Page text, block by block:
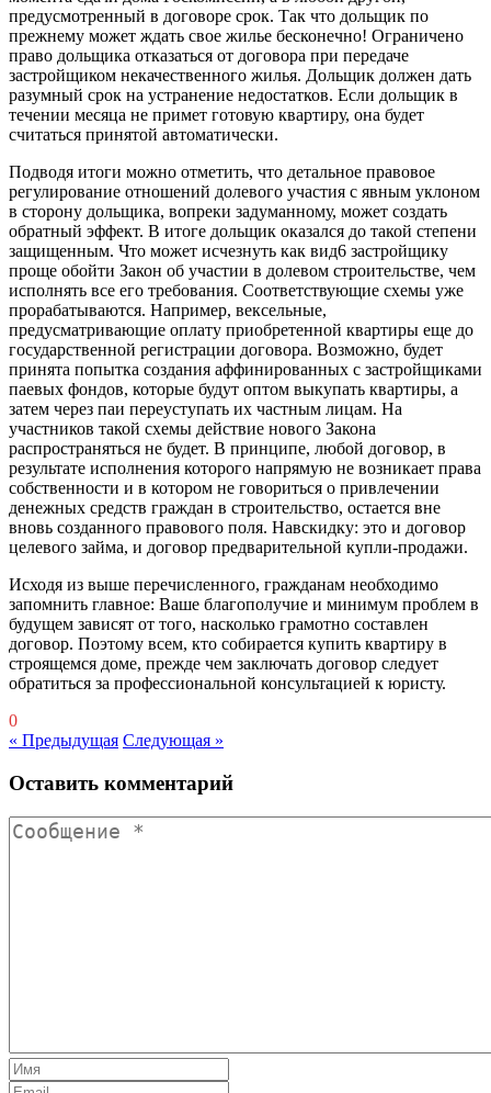
предусмотренный в договоре срок. Так что дольщик по
прежнему может ждать свое жилье бесконечно! Ограничено
право дольщика отказаться от договора при передаче
застройщиком некачественного жилья. Дольщик должен дать
разумный срок на устранение недостатков. Если дольщик в
течении месяца не примет готовую квартиру, она будет
считаться принятой автоматически.
Подводя итоги можно отметить, что детальное правовое
регулирование отношений долевого участия с явным уклоном
в сторону дольщика, вопреки задуманному, может создать
обратный эффект. В итоге дольщик оказался до такой степени
защищенным. Что может исчезнуть как вид6 застройщику
проще обойти Закон об участии в долевом строительстве, чем
исполнять все его требования. Соответствующие схемы уже
прорабатываются. Например, вексельные,
предусматривающие оплату приобретенной квартиры еще до
государственной регистрации договора. Возможно, будет
принята попытка создания аффинированных с застройщиками
паевых фондов, которые будут оптом выкупать квартиры, а
затем через паи переуступать их частным лицам. На
участников такой схемы действие нового Закона
распространяться не будет. В принципе, любой договор, в
результате исполнения которого напрямую не возникает права
собственности и в котором не говориться о привлечении
денежных средств граждан в строительство, остается вне
вновь созданного правового поля. Навскидку: это и договор
целевого займа, и договор предварительной купли-продажи.
Исходя из выше перечисленного, гражданам необходимо
запомнить главное: Ваше благополучие и минимум проблем в
будущем зависят от того, насколько грамотно составлен
договор. Поэтому всем, кто собирается купить квартиру в
строящемся доме, прежде чем заключать договор следует
обратиться за профессиональной консультацией к юристу.
0
« Предыдущая Следующая »
Оставить комментарий